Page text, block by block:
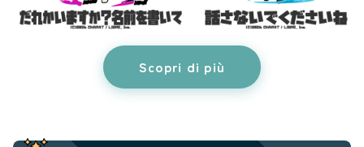
Scopri di più